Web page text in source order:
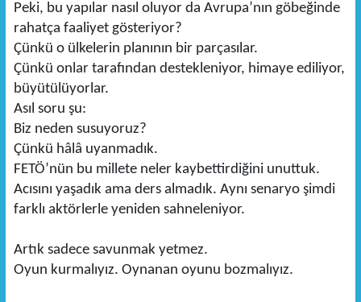
Peki, bu yapılar nasıl oluyor da Avrupa’nın göbeğinde
rahatça faaliyet gösteriyor?
Çünkü o ülkelerin planının bir parçasılar.
Çünkü onlar tarafından destekleniyor, himaye ediliyor,
büyütülüyorlar.
Asıl soru şu:
Biz neden susuyoruz?
Çünkü hâlâ uyanmadık.
FETÖ’nün bu millete neler kaybettirdiğini unuttuk.
Acısını yaşadık ama ders almadık. Aynı senaryo şimdi
farklı aktörlerle yeniden sahneleniyor.
Artık sadece savunmak yetmez.
Oyun kurmalıyız. Oynanan oyunu bozmalıyız.